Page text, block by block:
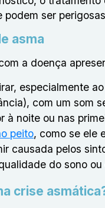
ser
asma
a doença
especialmente
com um som
à noite ou nas
peito, como se ele
causada pelos
do sono ou
crise